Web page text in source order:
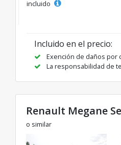
incluido
Incluido en el precio:
Exención de daños por
La responsabilidad de
Renault Megane
o similar